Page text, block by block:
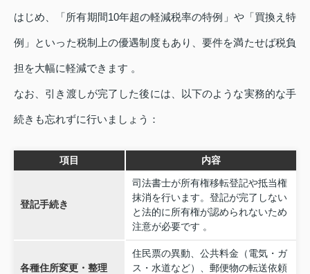
はじめ、「所有期間10年超の軽減税率の特例」や「買換え特
例」といった税制上の優遇制度もあり、要件を満たせば税負
担を大幅に軽減できます 。
なお、引き渡しが完了した後には、以下のような実務的な手
続きも忘れずに行いましょう：
項目 内容
登記手続き
司法書士が所有権移転登記や抵当権
抹消を行います。登記が完了しない
と法的に所有権が認められないため
注意が必要です 。
各種住所変更・整理
住民票の異動、公共料金（電気・ガ
ス・水道など）、郵便物の転送依頼